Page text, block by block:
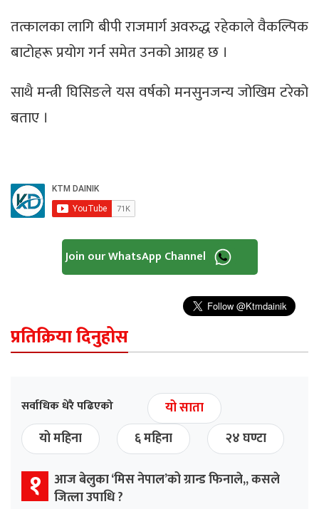
तत्कालका लागि बीपी राजमार्ग अवरुद्ध रहेकाले वैकल्पिक
बाटोहरू प्रयोग गर्न समेत उनको आग्रह छ ।
साथै मन्त्री घिसिङले यस वर्षको मनसुनजन्य जोखिम टरेको
बताए ।
Join our WhatsApp Channel
प्रतिक्रिया दिनुहोस
सर्वाधिक धेरै पढिएको
यो साता
यो महिना
६ महिना २४ घण्टा
१ आज बेलुका ‘मिस नेपाल’को ग्रान्ड फिनाले,, कसले
जित्ला उपाधि ?